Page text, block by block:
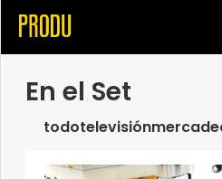
En el Set
todotelevisión